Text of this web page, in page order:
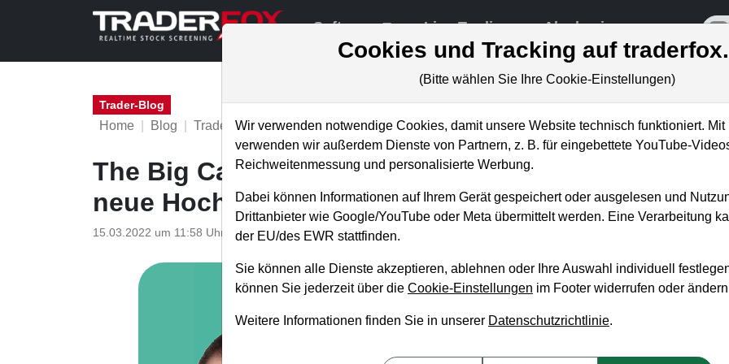
Software Live-Trading Akademie
Trader-Blog
Home Blog Trader-Blog
The Big Call - Welche Aktien ziehen bald wieder auf
neue Hochs?
15.03.2022 um 11:58 Uhr A. Zehetner
Cookies und Tracking auf
(Bitte wählen Sie Ihre Cookie-Einstellungen)
Wir verwenden notwendige Cookies, damit unsere Website technisch funktioniert.
verwenden wir außerdem Dienste von Partnern, z. B. für eingebettete YouTube-
Reichweitenmessung und personalisierte Werbung.
Dabei können Informationen auf Ihrem Gerät gespeichert oder ausgelesen und
Drittanbieter wie Google/YouTube oder Meta übermittelt werden. Eine Verarbeitung
der EU/des EWR stattfinden.
Sie können alle Dienste akzeptieren, ablehnen oder Ihre Auswahl individuell
können Sie jederzeit über die Cookie-Einstellungen im Footer widerrufen oder
Weitere Informationen finden Sie in unserer Datenschutzrichtlinie.